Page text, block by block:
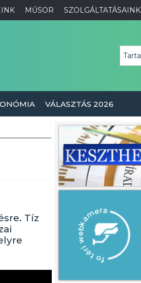
MŰSOR SZOLGÁLTATÁSAINK
VÁLASZTÁS 2026
Tíz